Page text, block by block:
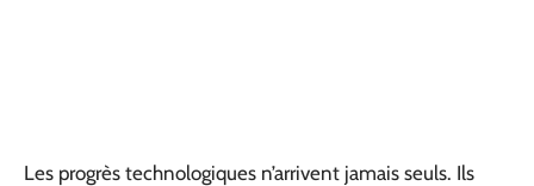
Les progrès technologiques n’arrivent jamais seuls. Ils